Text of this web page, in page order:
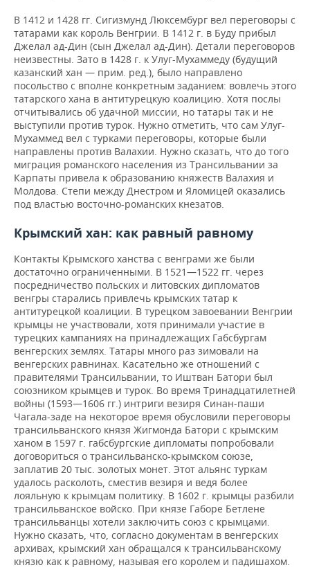
В 1412 и 1428 гг. Сигизмунд Люксембург вел переговоры с
татарами как король Венгрии. В 1412 г. в Буду прибыл
Джелал ад-Дин (сын Джелал ад-Дин). Детали переговоров
неизвестны. Зато в 1428 г. к Улуг-Мухаммеду (будущий
казанский хан — прим. ред.), было направлено
посольство с вполне конкретным заданием: вовлечь этого
татарского хана в антитурецкую коалицию. Хотя послы
отчитывались об удачной миссии, но татары так и не
выступили против турок. Нужно отметить, что сам Улуг-
Мухаммед вел с турками переговоры, которые были
направлены против Валахии. Нужно сказать, что до того
миграция романского населения из Трансильвании за
Карпаты привела к образованию княжеств Валахия и
Молдова. Степи между Днестром и Яломицей оказались
под властью восточно-романских кнезатов.
Крымский хан: как равный равному
Контакты Крымского ханства с венграми же были
достаточно ограниченными. В 1521—1522 гг. через
посредничество польских и литовских дипломатов
венгры старались привлечь крымских татар к
антитурецкой коалиции. В турецком завоевании Венгрии
крымцы не участвовали, хотя принимали участие в
турецких кампаниях на принадлежащих Габсбургам
венгерских землях. Татары много раз зимовали на
венгерских равнинах. Касательно же отношений с
правителями Трансильвании, то Иштван Батори был
союзником крымцев и турок. Во время Тринадцатилетней
войны (1593—1606 гг.) интриги везиря Синан-паши
Чагала-заде на некоторое время обусловили переговоры
трансильванского князя Жигмонда Батори с крымским
ханом в 1597 г. габсбургские дипломаты попробовали
договориться о трансильванско-крымском союзе,
заплатив 20 тыс. золотых монет. Этот альянс туркам
удалось расколоть, сместив везиря и ведя более
лояльную к крымцам политику. В 1602 г. крымцы разбили
трансильванское войско. При князе Габоре Бетлене
трансильванцы хотели заключить союз с крымцами.
Нужно сказать, что, согласно документам в венгерских
архивах, крымский хан обращался к трансильванскому
князю как к равному, называя его королем и падишахом.